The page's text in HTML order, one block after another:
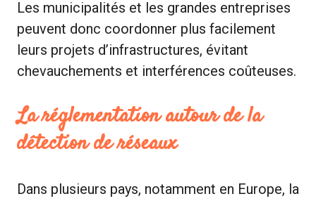
Les municipalités et les grandes entreprises
peuvent donc coordonner plus facilement
leurs projets d’infrastructures, évitant
chevauchements et interférences coûteuses.
La réglementation autour de la
détection de réseaux
Dans plusieurs pays, notamment en Europe, la